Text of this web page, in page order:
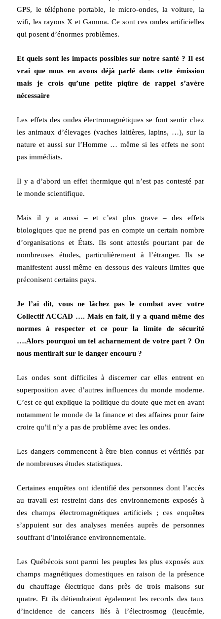
GPS, le téléphone portable, le micro-ondes, la voiture, la
wifi, les rayons X et Gamma. Ce sont ces ondes artificielles
qui posent d’énormes problèmes.
Et quels sont les impacts possibles sur notre santé ? Il est
vrai que nous en avons déjà parlé dans cette émission
mais je crois qu’une petite piqûre de rappel s’avère
nécessaire
Les effets des ondes électromagnétiques se font sentir chez
les animaux d’élevages (vaches laitières, lapins, …), sur la
nature et aussi sur l’Homme … même si les effets ne sont
pas immédiats.
Il y a d’abord un effet thermique qui n’est pas contesté par
le monde scientifique.
Mais il y a aussi – et c’est plus grave – des effets
biologiques que ne prend pas en compte un certain nombre
d’organisations et États. Ils sont attestés pourtant par de
nombreuses études, particulièrement à l’étranger. Ils se
manifestent aussi même en dessous des valeurs limites que
préconisent certains pays.
Je l’ai dit, vous ne lâchez pas le combat avec votre
Collectif ACCAD …. Mais en fait, il y a quand même des
normes à respecter et ce pour la limite de sécurité
….Alors pourquoi un tel acharnement de votre part ? On
nous mentirait sur le danger encouru ?
Les ondes sont difficiles à discerner car elles entrent en
superposition avec d’autres influences du monde moderne.
C’est ce qui explique la politique du doute que met en avant
notamment le monde de la finance et des affaires pour faire
croire qu’il n’y a pas de problème avec les ondes.
Les dangers commencent à être bien connus et vérifiés par
de nombreuses études statistiques.
Certaines enquêtes ont identifié des personnes dont l’accès
au travail est restreint dans des environnements exposés à
des champs électromagnétiques artificiels ; ces enquêtes
s’appuient sur des analyses menées auprès de personnes
souffrant d’intolérance environnementale.
Les Québécois sont parmi les peuples les plus exposés aux
champs magnétiques domestiques en raison de la présence
du chauffage électrique dans près de trois maisons sur
quatre. Et ils détiendraient également les records des taux
d’incidence de cancers liés à l’électrosmog (leucémie,